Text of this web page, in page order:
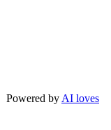
by AI loves